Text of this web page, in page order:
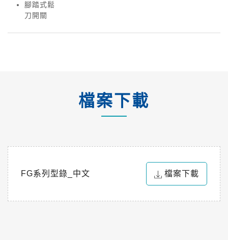
腳踏式鬆
刀開關
檔案下載
FG系列型錄_中文 檔案下載